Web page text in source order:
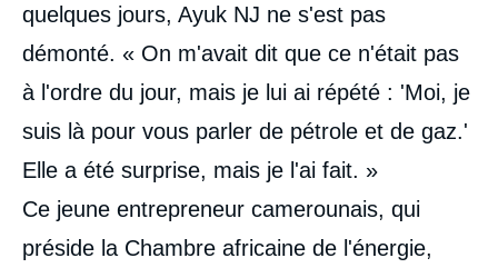
médiatique
quelques jours, Ayuk NJ ne s'est pas
démonté. « On m'avait dit que ce n'était pas
à l'ordre du jour, mais je lui ai répété : 'Moi, je
suis là pour vous parler de pétrole et de gaz.'
Elle a été surprise, mais je l'ai fait. »
Ce jeune entrepreneur camerounais, qui
préside la Chambre africaine de l'énergie,